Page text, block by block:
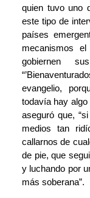
quien tuvo uno
este tipo de
países
mecanismos
gobiernen
evangelio,
todavía hay algo
aseguró que,
medios tan
callarnos de
de pie, que
y luchando por
más soberana”.